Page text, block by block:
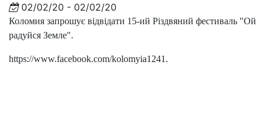
02/02/20 - 02/02/20
Коломия запрошує відвідати 15-ий Різдвяний фестиваль "Ой
радуйся Земле".
https://www.facebook.com/kolomyia1241.